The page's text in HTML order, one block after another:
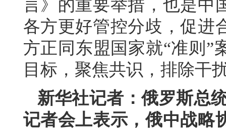
言》的重要举措，也是中
各方更好管控分歧，促进
方正同东盟国家就“准则”
目标，聚焦共识，排除干
新华社记者：俄罗斯总
记者会上表示，俄中战略